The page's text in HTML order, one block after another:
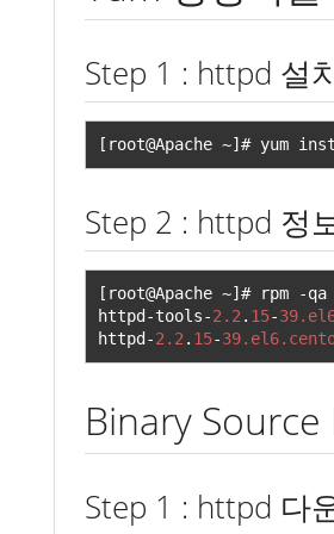
Step 1 : httpd 설
[ root@Apache ~]# yum
Step 2 : httpd 정
[ root@Apache ~]# rpm -qa
httpd -tools-2.2 . 15-
httpd -2.2 . 15-
Binary
Step 1 : httpd 다